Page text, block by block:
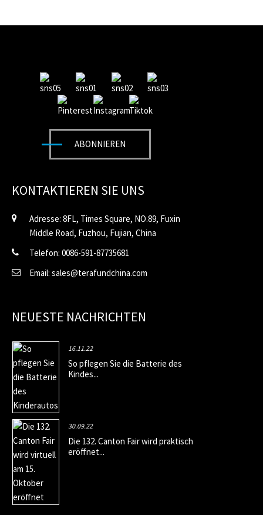
ABONNIEREN
KONTAKTIEREN SIE UNS
Adresse: 8FL, Times Square, NO.89, Fuxin
Middle Road, Fuzhou, Fujian, China
Telefon: 0086-591-87735681
Email: sales@terafundchina.com
NEUESTE NACHRICHTEN
16.11.22
So pflegen Sie die Batterie des
Kindes...
30.09.22
Die 132. Canton Fair wird praktisch
eröffnet...